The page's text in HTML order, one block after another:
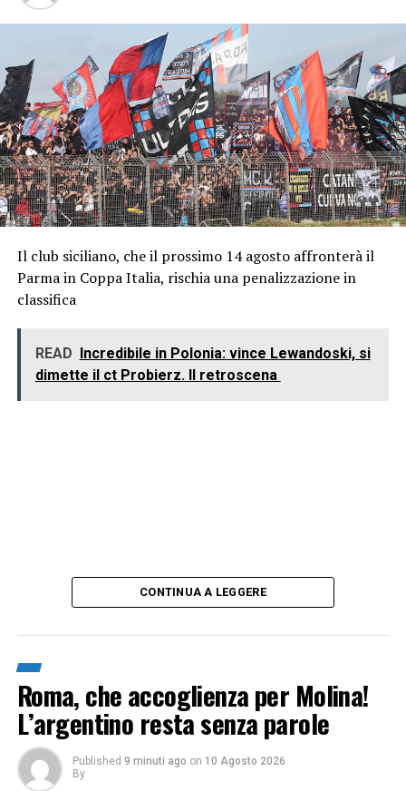
Il club siciliano, che il prossimo 14 agosto affronterà il
Parma in Coppa Italia, rischia una penalizzazione in
classifica
READ Incredibile in Polonia: vince Lewandoski, si
dimette il ct Probierz. Il retroscena
CONTINUA A LEGGERE
Roma, che accoglienza per Molina!
L’argentino resta senza parole
Published 9 minuti ago on 10 Agosto 2026
By